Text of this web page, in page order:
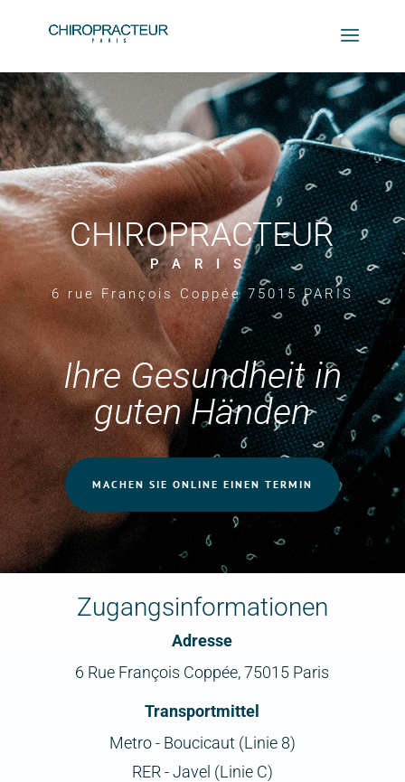
CHIROPRACTEUR
PARIS
6 rue François Coppée 75015 PARIS
Ihre Gesundheit in
guten Händen
MACHEN SIE ONLINE EINEN TERMIN
Zugangsinformationen
Adresse
6 Rue François Coppée, 75015 Paris
Transportmittel
Metro - Boucicaut (Linie 8)
RER - Javel (Linie C)